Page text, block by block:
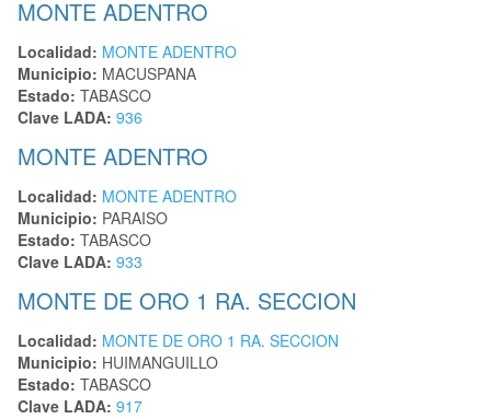
MONTE ADENTRO
Localidad: MONTE ADENTRO
Municipio: MACUSPANA
Estado: TABASCO
Clave LADA: 936
MONTE ADENTRO
Localidad: MONTE ADENTRO
Municipio: PARAISO
Estado: TABASCO
Clave LADA: 933
MONTE DE ORO 1 RA. SECCION
Localidad: MONTE DE ORO 1 RA. SECCION
Municipio: HUIMANGUILLO
Estado: TABASCO
Clave LADA: 917